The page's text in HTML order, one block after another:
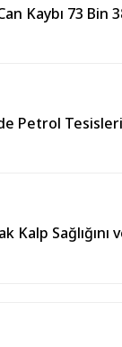
Kaybı 73 Bin
Petrol
Kalp